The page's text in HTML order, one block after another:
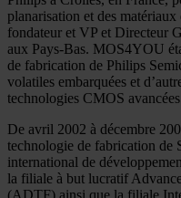
planarisation et des
fondateur et VP et Directeur
aux Pays-Bas. MOS4YOU
de fabrication de Philips
volatiles embarquées et
technologies CMOS
De avril 2002 à décembre
technologie de fabrication
international de
la filiale à but lucratif
(ADTF) ainsi que la filiale